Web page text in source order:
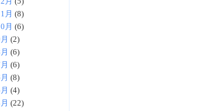
月 (8)
月 (6)
(2)
(6)
(6)
(8)
(4)
(22)